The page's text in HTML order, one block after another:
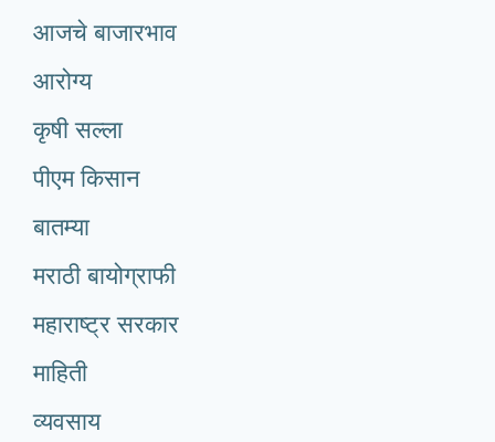
आजचे बाजारभाव
आरोग्य
कृषी सल्ला
पीएम किसान
बातम्या
मराठी बायोग्राफी
महाराष्ट्र सरकार
माहिती
व्यवसाय